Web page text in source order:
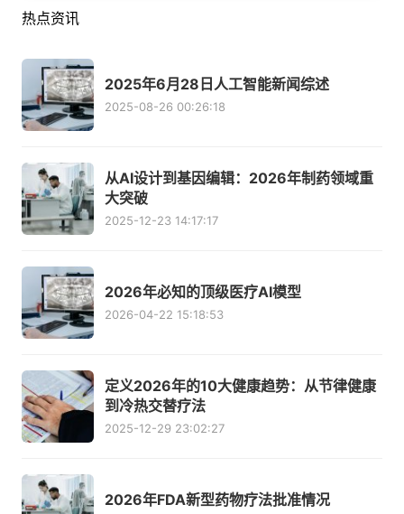
热点资讯
2025年6月28日人工智能新闻综述
2025-08-26 00:26:18
从AI设计到基因编辑：2026年制药领域重
大突破
2025-12-23 14:17:17
2026年必知的顶级医疗AI模型
2026-04-22 15:18:53
定义2026年的10大健康趋势：从节律健康
到冷热交替疗法
2025-12-29 23:02:27
2026年FDA新型药物疗法批准情况